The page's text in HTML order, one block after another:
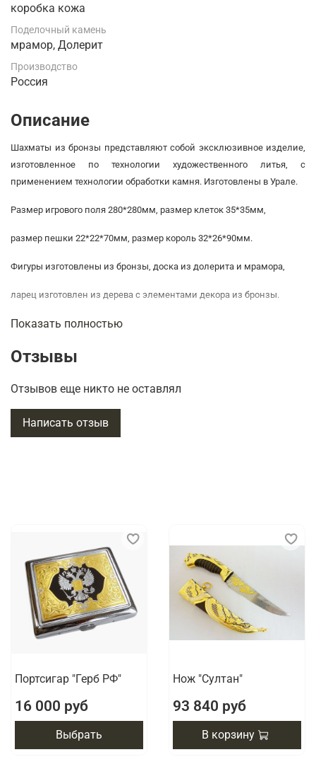
коробка кожа
Поделочный камень
мрамор, Долерит
Производство
Россия
Описание
Шахматы из бронзы представляют собой эксклюзивное изделие,
изготовленное по технологии художественного литья, с
применением технологии обработки камня. Изготовлены в Урале.
Размер игрового поля 280*280мм, размер клеток 35*35мм,
размер пешки 22*22*70мм, размер король 32*26*90мм.
Фигуры изготовлены из бронзы, доска из долерита и мрамора,
ларец изготовлен из дерева с элементами декора из бронзы.
Размер Ларца 440*450*95мм.
Предлагаем Вамкупить сувенирные подарочные шахматы
доске из натурального камня
Показать полностью
Отзывы
Отзывов еще никто не оставлял
Написать отзыв
Портсигар "Герб РФ"
16 000 руб
Выбрать
Нож "Султан"
93 840 руб
В корзину